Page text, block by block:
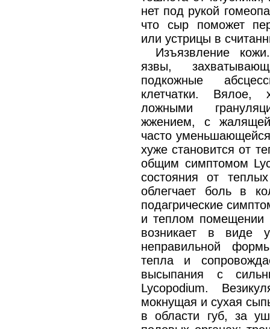
нет под рукой
что сыр поможет
или устрицы в
Изъязвление
язвы,
подкожные
клетчатки. Вялое,
ложными
жжением, с
часто
хуже становится от
общим симптомом
состояния от
облегчает боль в
подагрические
и теплом помещении
возникает в виде
неправильной
тепла и
высыпания с
Lycopodium.
мокнущая и сухая
в области губ, за